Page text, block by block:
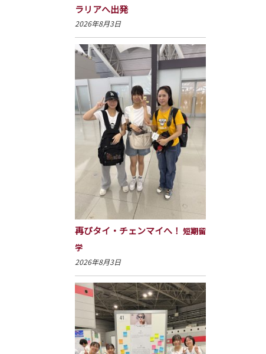
ラリアへ出発
2026年8月3日
再びタイ・チェンマイへ！ 短期留
学
2026年8月3日